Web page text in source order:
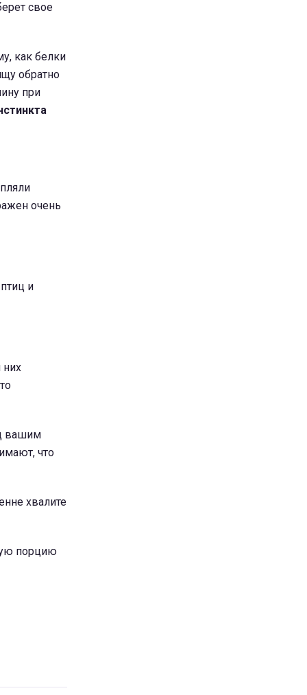
свое
как белки
обратно
при
очень
и
них
вашим
что
хвалите
порцию